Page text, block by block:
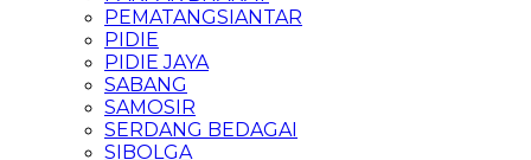
PEMATANGSIANTAR
PIDIE
PIDIE JAYA
SABANG
SAMOSIR
SERDANG BEDAGAI
SIBOLGA